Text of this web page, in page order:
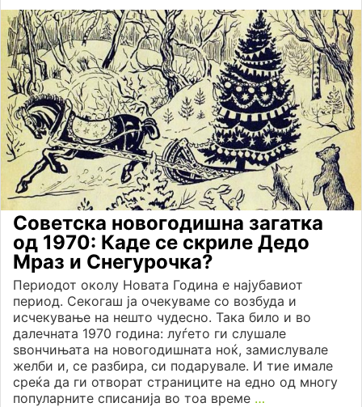
Советска новогодишна загатка
од 1970: Каде се скриле Дедо
Мраз и Снегурочка?
Периодот околу Новата Година е најубавиот
период. Секогаш ја очекуваме со возбуда и
исчекување на нешто чудесно. Така било и во
далечната 1970 година: луѓето ги слушале
ѕвончињата на новогодишната ноќ, замислувале
желби и, се разбира, си подарувале. И тие имале
среќа да ги отворат страниците на едно од многу
популарните списанија во тоа време …